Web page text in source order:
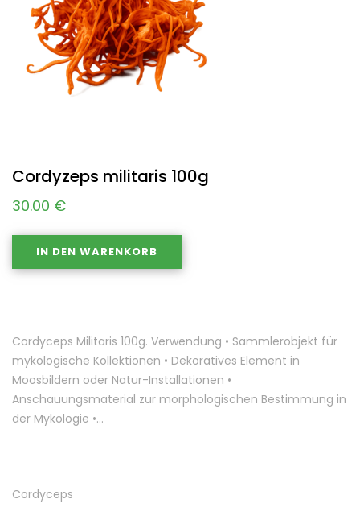
Cordyzeps militaris 100g
30.00 €
IN DEN WARENKORB
Cordyceps Militaris 100g. Verwendung • Sammlerobjekt für
mykologische Kollektionen • Dekoratives Element in
Moosbildern oder Natur-Installationen •
Anschauungsmaterial zur morphologischen Bestimmung in
der Mykologie •…
Cordyceps